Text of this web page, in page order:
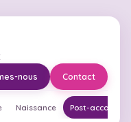
Naissance Post-
nous Contact